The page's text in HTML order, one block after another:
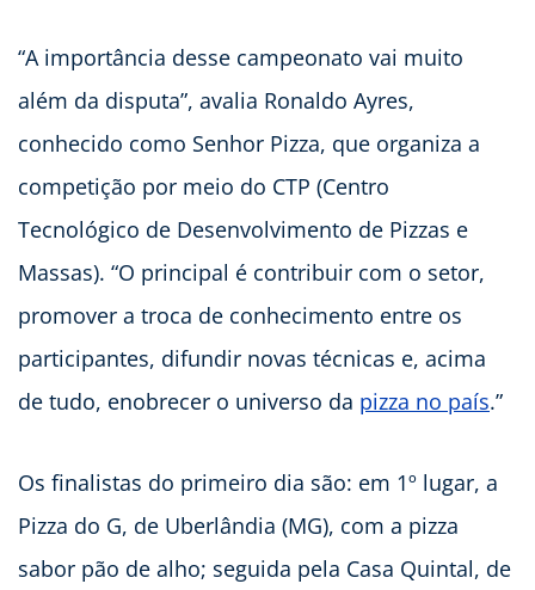
“A importância desse campeonato vai muito
além da disputa”, avalia Ronaldo Ayres,
conhecido como Senhor Pizza, que organiza a
competição por meio do CTP (Centro
Tecnológico de Desenvolvimento de Pizzas e
Massas). “O principal é contribuir com o setor,
promover a troca de conhecimento entre os
participantes, difundir novas técnicas e, acima
de tudo, enobrecer o universo da pizza no país.”
Os finalistas do primeiro dia são: em 1º lugar, a
Pizza do G, de Uberlândia (MG), com a pizza
sabor pão de alho; seguida pela Casa Quintal, de